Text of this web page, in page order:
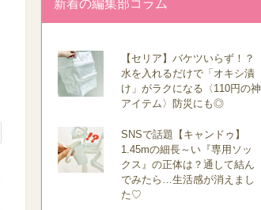
新着の編集部コラム
【セリア】バケツいらず！？
水を入れるだけで「オキシ漬
け」がラクになる〈110円の神
アイテム〉防災にも◎
SNSで話題【キャンドゥ】
1.45mの細長～い『専用ソッ
クス』の正体は？通して結ん
でみたら…生活感が消えまし
た♡